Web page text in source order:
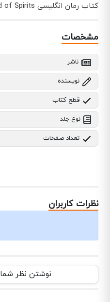
کتاب رمان انگلیسی Island of Spirits اثر Maureen Flynn توسط انتشارات Maureen Flynn به چاپ رسیده است.
مشخصات
ناشر
نویسنده
قطع کتاب
نوع جلد
تعداد صفحات
نظرات کاربران
نوشتن نظر شما